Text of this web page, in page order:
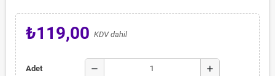
₺119,00 KDV dahil
Adet remove add